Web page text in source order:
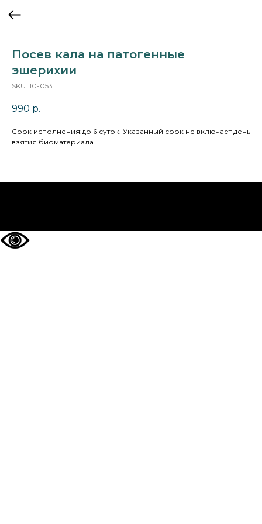
Посев кала на патогенные
эшерихии
SKU: 10-053
990 р.
Cрок исполнения:до 6 суток. Указанный срок не включает день
взятия биоматериала